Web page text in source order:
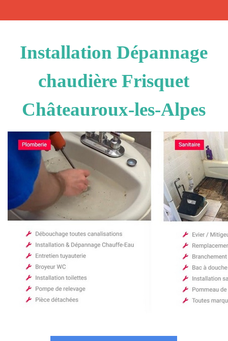
Installation Dépannage
chaudière Frisquet
Châteauroux-les-Alpes